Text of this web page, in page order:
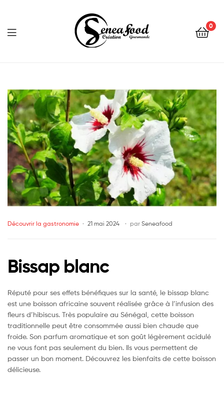
0
Découvrir la gastronomie 21 mai 2024 par Seneafood
Bissap blanc
Réputé pour ses effets bénéfiques sur la santé, le bissap blanc
est une boisson africaine souvent réalisée grâce à l’infusion des
fleurs d’hibiscus. Très populaire au Sénégal, cette boisson
traditionnelle peut être consommée aussi bien chaude que
froide. Son parfum aromatique et son goût légèrement acidulé
ne vous font pas seulement du bien. Ils vous permettent de
passer un bon moment. Découvrez les bienfaits de cette boisson
délicieuse.